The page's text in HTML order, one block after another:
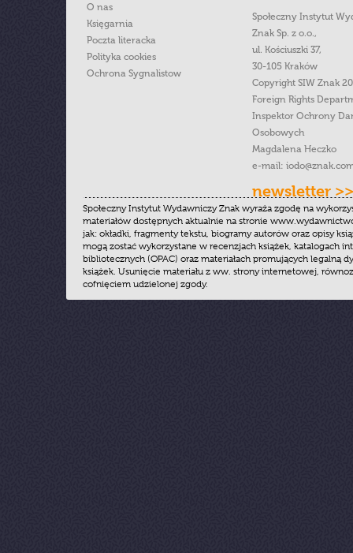
O nas
Księgarnia
Poczta literacka
Polityka cookies
Ochrona Sygnalistow
Społeczny Instytut
Znak Sp. z o.o.,
ul. Kościuszki 37,
30-105 Kraków
Copyright SIW Znak
Foreign Rights
Inspektor Ochrony
Osobowych
Magdalena Heczko
e-mail:
newsletter >>
Społeczny Instytut Wydawniczy Znak wyraża zgodę na
materiałów dostępnych aktualnie na stronie
jak: okładki, fragmenty tekstu, biogramy autorów oraz opisy
mogą zostać wykorzystane w recenzjach książek, katalogach
bibliotecznych (OPAC) oraz materiałach promujących legalną
książek. Usunięcie materiału z ww. strony internetowej,
cofnięciem udzielonej zgody.